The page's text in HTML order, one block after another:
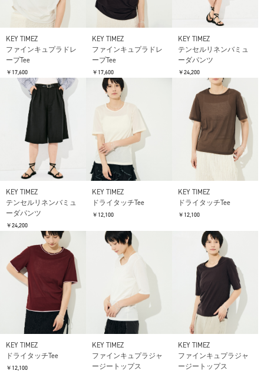
KEY TIMEZ
ファインキュプラドレ
ープTee
￥17,600
KEY TIMEZ
ファインキュプラドレ
ープTee
￥17,600
KEY TIMEZ
テンセルリネンバミュ
ーダパンツ
￥24,200
KEY TIMEZ
テンセルリネンバミュ
ーダパンツ
￥24,200
KEY TIMEZ
ドライタッチTee
￥12,100
KEY TIMEZ
ドライタッチTee
￥12,100
KEY TIMEZ
ドライタッチTee
￥12,100
KEY TIMEZ
ファインキュプラジャ
ージートップス
KEY TIMEZ
ファインキュプラジャ
ージートップス